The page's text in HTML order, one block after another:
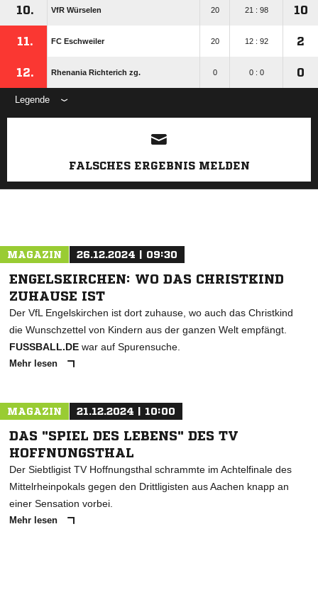
10. VfR Würselen 20 21 : 98 10
11. FC Eschweiler 20 12 : 92 2
12. Rhenania Richterich zg. 0 0 : 0 0
Legende
ANZEIGE
FALSCHES ERGEBNIS MELDEN
MAGAZIN 26.12.2024 | 09:30
ENGELSKIRCHEN: WO DAS CHRISTKIND
ZUHAUSE IST
Der VfL Engelskirchen ist dort zuhause, wo auch das Christkind
die Wunschzettel von Kindern aus der ganzen Welt empfängt.
FUSSBALL.DE war auf Spurensuche.
Mehr lesen
MAGAZIN 21.12.2024 | 10:00
DAS "SPIEL DES LEBENS" DES TV
HOFFNUNGSTHAL
Der Siebtligist TV Hoffnungsthal schrammte im Achtelfinale des
Mittelrheinpokals gegen den Drittligisten aus Aachen knapp an
einer Sensation vorbei.
Mehr lesen